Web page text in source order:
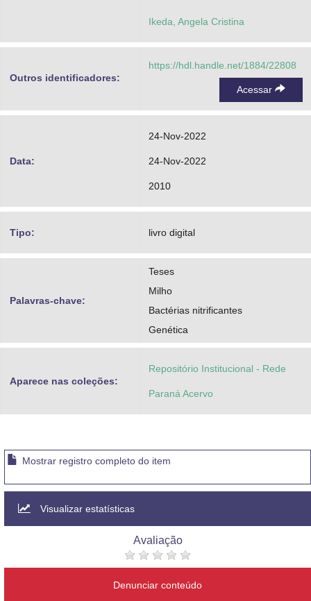
Ikeda, Angela Cristina
Outros identificadores:
https://hdl.handle.net/1884/22808
Acessar
Data:
24-Nov-2022
24-Nov-2022
2010
Tipo: livro digital
Palavras-chave:
Teses
Milho
Bactérias nitrificantes
Genética
Aparece nas coleções:
Repositório Institucional - Rede
Paraná Acervo
Mostrar registro completo do item
Visualizar estatísticas
Avaliação
Denunciar conteúdo